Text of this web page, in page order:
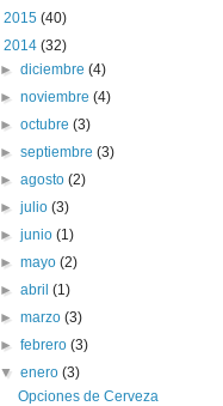
2015 (40)
2014 (32)
►diciembre(4)
►noviembre(4)
►octubre(3)
►septiembre(3)
►agosto(2)
►julio(3)
►junio(1)
►mayo(2)
►abril(1)
►marzo(3)
►febrero(3)
▼enero(3)
Opciones de Cerveza